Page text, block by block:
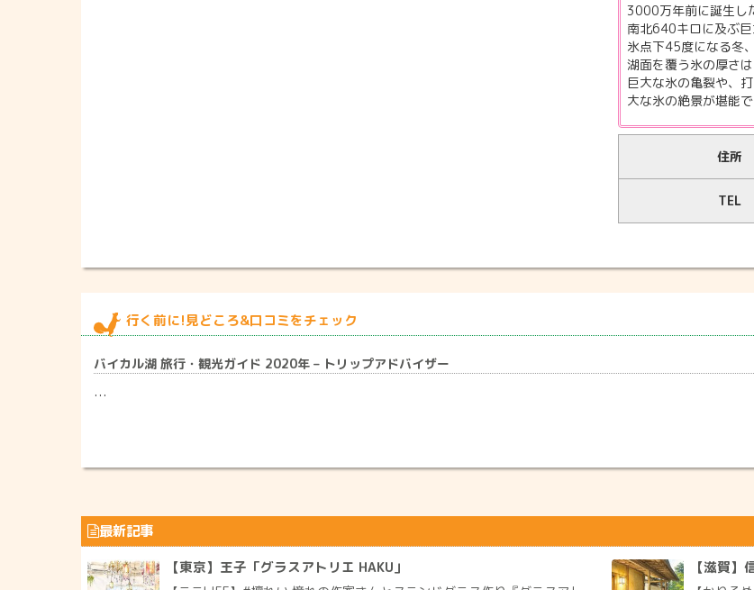
3000万年前に誕生し
南北640キロに及ぶ
氷点下45度になる冬
湖面を覆う氷の厚さ
巨大な氷の亀裂や、
大な氷の絶景が堪能
住所
TEL
行く前に!見どころ&口コミをチェック
バイカル湖 旅行・観光ガイド 2020年 – トリップアドバイザー
…
最新記事
【東京】王子「グラスアトリエ HAKU」 【滋賀】